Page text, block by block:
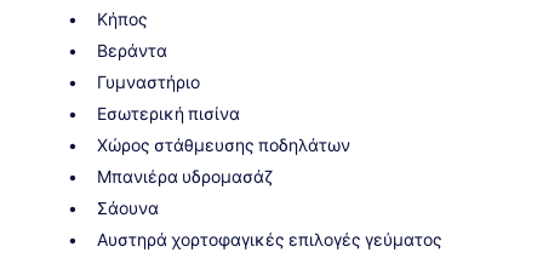
Κήπος
Βεράντα
Γυμναστήριο
Εσωτερική πισίνα
Χώρος στάθμευσης ποδηλάτων
Μπανιέρα υδρομασάζ
Σάουνα
Αυστηρά χορτοφαγικές επιλογές γεύματος